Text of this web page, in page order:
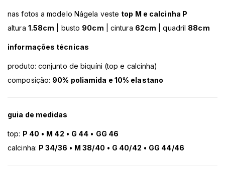
nas fotos a modelo Nágela veste top M e calcinha P
altura 1.58cm | busto 90cm | cintura 62cm | quadril 88cm
informações técnicas
produto: conjunto de biquíni (top e calcinha)
composição: 90% poliamida e 10% elastano
guia de medidas
top: P 40 • M 42 • G 44 • GG 46
calcinha: P 34/36 • M 38/40 • G 40/42 • GG 44/46